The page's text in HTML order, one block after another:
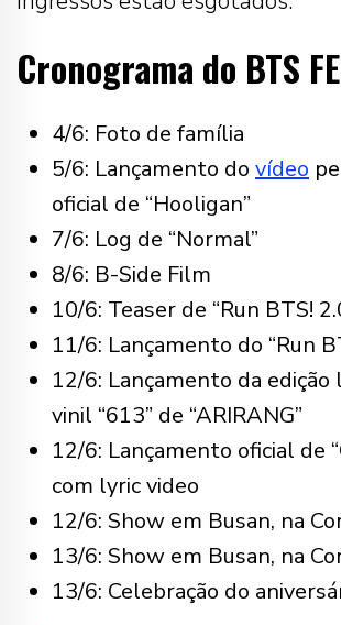
Cronograma do BTS
4/6: Foto de família
5/6: Lançamento do vídeo
oficial de “Hooligan”
7/6: Log de “Normal”
8/6: B-Side Film
10/6: Teaser de “Run BTS!
11/6: Lançamento do “Run
12/6: Lançamento da
vinil “613” de “ARIRANG”
12/6: Lançamento oficial de
com lyric video
12/6: Show em Busan, na
13/6: Show em Busan, na
13/6: Celebração do